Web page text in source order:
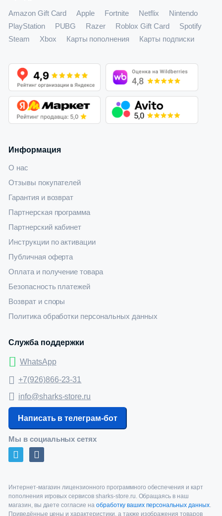
Amazon Gift Card Apple Fortnite Netflix
Nintendo
PlayStation
PUBG Razer Roblox Gift Card
Spotify
Steam
Xbox Карты пополнения Карты подписки
Информация
О нас
Отзывы покупателей
Гарантия и возврат
Партнерская программа
Партнерский кабинет
Инструкции по активации
Публичная оферта
Оплата и получение товара
Безопасность платежей
Возврат и споры
Политика обработки персональных данных
Служба поддержки
WhatsApp
+7(926)866-23-31
info@sharks-store.ru
Написать в телеграм-бот
Мы в социальных сетях
Интернет-магазин лицензионного программного обеспечения и карт
пополнения игровых сервисов sharks-store.ru. Обращаясь в наш
магазин, вы даете согласие на обработку ваших персональных данных.
Приведённые цены и характеристики, а также изображения товаров